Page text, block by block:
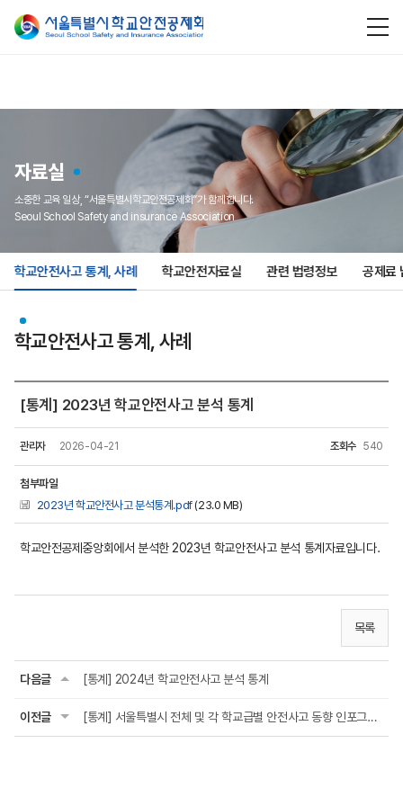
자료실
소중한 교육 일상, “서울특별시학교안전공제회”가 함께합니다.
Seoul School Safety and insurance Association
학교안전사고 통계, 사례 학교안전자료실 관련 법령정보 공제료
학교안전사고 통계, 사례
[통계] 2023년 학교안전사고 분석 통계
관리자 2026-04-21 조회수 540
첨부파일
2023년 학교안전사고 분석통계.pdf(23.0 MB)
학교안전공제중앙회에서 분석한 2023년 학교안전사고 분석 통계자료입니다.
목록
다음글 [통계] 2024년 학교안전사고 분석 통계
이전글 [통계] 서울특별시 전체 및 각 학교급별 안전사고 동향 인포그래픽